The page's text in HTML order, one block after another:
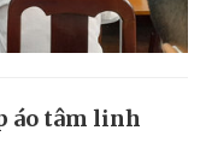
áo tâm linh